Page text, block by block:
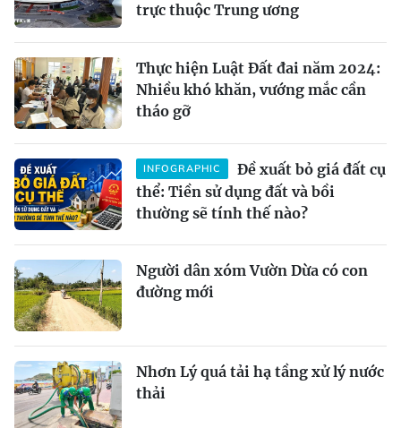
trực thuộc Trung ương
Thực hiện Luật Đất đai năm 2024:
Nhiều khó khăn, vướng mắc cần
tháo gỡ
INFOGRAPHIC
Đề xuất bỏ giá đất cụ
thể: Tiền sử dụng đất và bồi
thường sẽ tính thế nào?
Người dân xóm Vườn Dừa có con
đường mới
Nhơn Lý quá tải hạ tầng xử lý nước
thải